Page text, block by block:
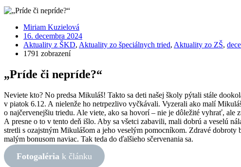
Miriam Kuzielová
16. decembra 2024
Aktuality z ŠKD, Aktuality zo špeciálnych tried, Aktuality zo ZŠ,
1791 zobrazení
„Príde či nepríde?“
Neviete kto? No predsa Mikuláš! Takto sa deti našej školy pýtali stále
v piatok 6.12. A nielenže ho netrpezlivo vyčkávali. Vyzerali ako malí
o najčervenejšiu triedu. Ale viete, ako sa hovorí – nie je dôležité vyhrať, ale
A presne o to v tento deň išlo. Aby sa všetci zabavili, mali dobrú a veselú
stretli s ozajstným Mikulášom a jeho veselým pomocníkom. Zdravé dobroty
malým bonusom naviac. Tak teda do ďalšieho sčervenania sa.
Fotogaléria k článku